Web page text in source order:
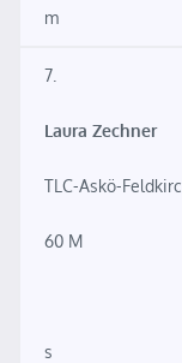
m
7.
Laura Zechner
TLC-Askö-
60 M
s